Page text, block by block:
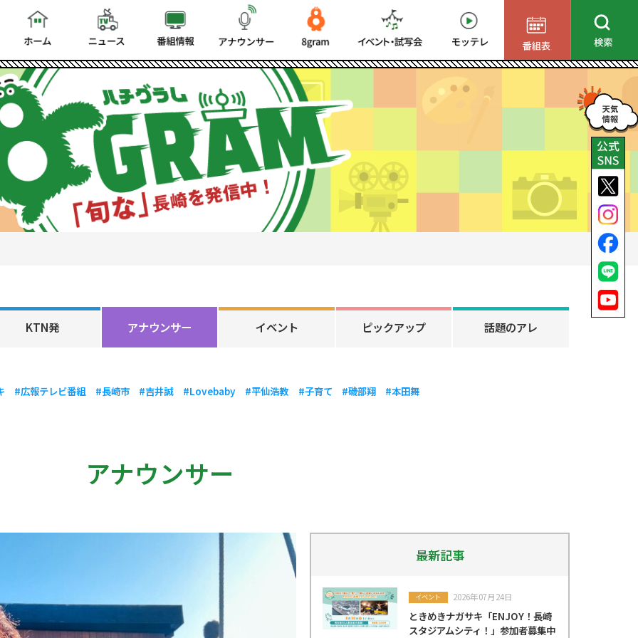
KTN発 アナウンサー イベント ピックアップ 話題のアレ
#広報テレビ番組 #長崎市 #吉井誠 #Lovebaby #平仙浩教 #子育て #磯部翔 #本田舞
アナウンサー
最新記事
イベント 2026年07月24日
ときめきナガサキ「ENJOY！長崎
スタジアムシティ！」参加者募集中